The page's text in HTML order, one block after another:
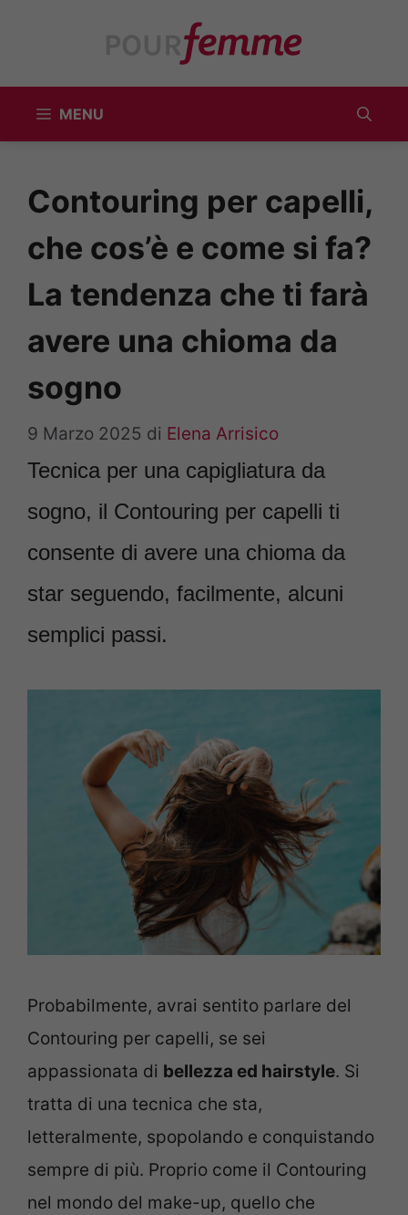
MENU
Contouring per capelli,
che cos’è e come si fa?
La tendenza che ti farà
avere una chioma da
sogno
9 Marzo 2025 di Elena Arrisico
Tecnica per una capigliatura da
sogno, il Contouring per capelli ti
consente di avere una chioma da
star seguendo, facilmente, alcuni
semplici passi.
Probabilmente, avrai sentito parlare del
Contouring per capelli, se sei
appassionata di bellezza ed hairstyle. Si
tratta di una tecnica che sta,
letteralmente, spopolando e conquistando
sempre di più. Proprio come il Contouring
nel mondo del make-up, quello che